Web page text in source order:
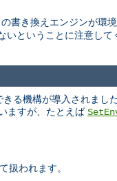
書き換えエンジンが環
ということに注意し
る機構が導入されまし
ますが、たとえば
扱われます。